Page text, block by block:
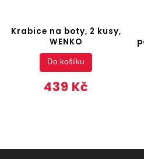
Krabice na boty, 2 kusy,
WENKO
439 Kč
Do košíku